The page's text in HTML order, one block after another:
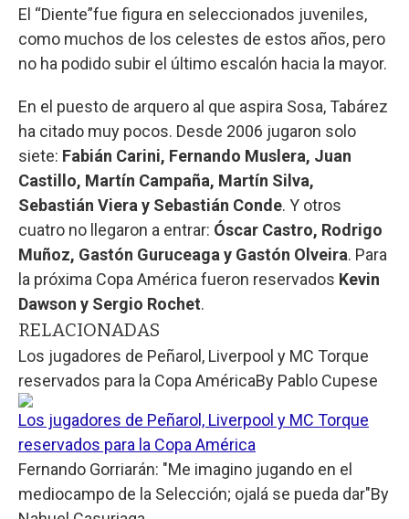
El “Diente”fue figura en seleccionados juveniles,
como muchos de los celestes de estos años, pero
no ha podido subir el último escalón hacia la mayor.
En el puesto de arquero al que aspira Sosa, Tabárez
ha citado muy pocos. Desde 2006 jugaron solo
siete: Fabián Carini, Fernando Muslera, Juan
Castillo, Martín Campaña, Martín Silva,
Sebastián Viera y Sebastián Conde. Y otros
cuatro no llegaron a entrar: Óscar Castro, Rodrigo
Muñoz, Gastón Guruceaga y Gastón Olveira. Para
la próxima Copa América fueron reservados Kevin
Dawson y Sergio Rochet.
RELACIONADAS
Los jugadores de Peñarol, Liverpool y MC Torque
reservados para la Copa AméricaBy Pablo Cupese
Los jugadores de Peñarol, Liverpool y MC Torque
reservados para la Copa América
Fernando Gorriarán: "Me imagino jugando en el
mediocampo de la Selección; ojalá se pueda dar"By